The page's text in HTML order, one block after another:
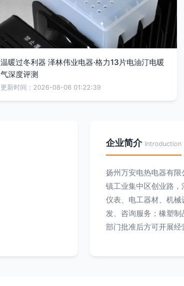
温暖过冬利器 泽林伟业电器·格力13片电油汀电暖
气深度评测
更新时间：2026-08-06 01:22:39
企业简介 Introduction
扬州万安电热电器有
镇工业集中区创业路
仪表、电工器材、机
发、咨询服务；橡塑
部门批准后方可开展经